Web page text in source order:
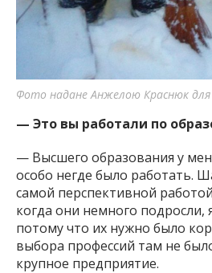
Фото надане Анжелою Краснюк
— Это вы работали по
— Высшего образования у
особо негде было работать.
самой перспективной
когда они немного подросли,
потому что их нужно было
выбора профессий там не
крупное предприятие.